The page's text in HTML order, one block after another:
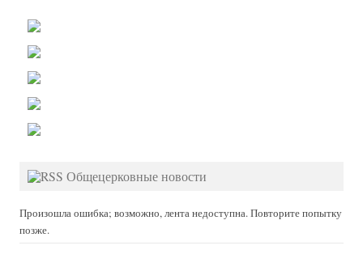
Общецерковные новости
Произошла ошибка; возможно, лента недоступна. Повторите попытку
позже.